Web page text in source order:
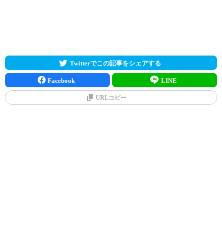
Twitterでこの記事をシェアする
Facebook LINE
URLコピー